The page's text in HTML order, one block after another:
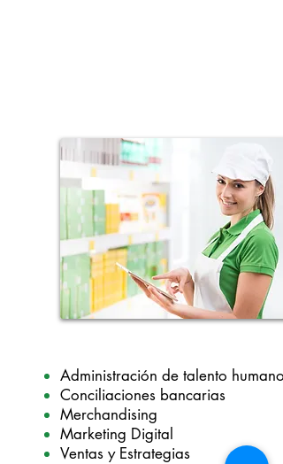
Administración de talento humano
Conciliaciones bancarias
Merchandising
Marketing Digital
Ventas y Estrategias